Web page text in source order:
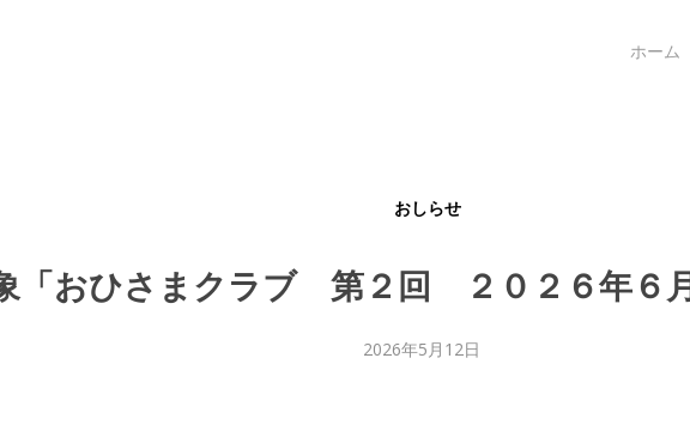
ホーム
おしらせ
「おひさまクラブ 第２回 ２０２６年６
2026年5月12日